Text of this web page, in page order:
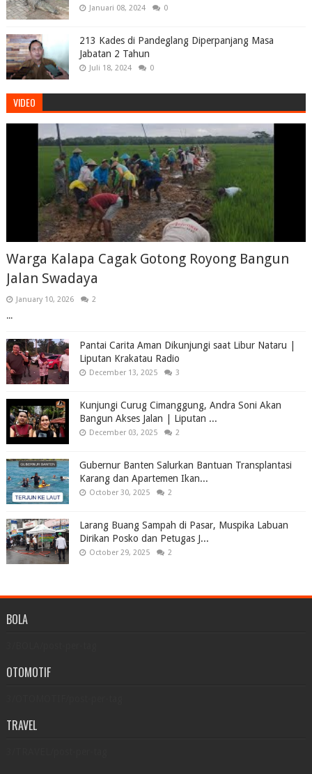
Januari 08, 2024 0
213 Kades di Pandeglang Diperpanjang Masa
Jabatan 2 Tahun
Juli 18, 2024 0
VIDEO
Warga Kalapa Cagak Gotong Royong Bangun
Jalan Swadaya
January 10, 2026 2
...
Pantai Carita Aman Dikunjungi saat Libur Nataru |
Liputan Krakatau Radio
December 13, 2025 3
Kunjungi Curug Cimanggung, Andra Soni Akan
Bangun Akses Jalan | Liputan ...
December 03, 2025 2
Gubernur Banten Salurkan Bantuan Transplantasi
Karang dan Apartemen Ikan...
October 30, 2025 2
Larang Buang Sampah di Pasar, Muspika Labuan
Dirikan Posko dan Petugas J...
October 29, 2025 2
BOLA
OTOMOTIF
TRAVEL